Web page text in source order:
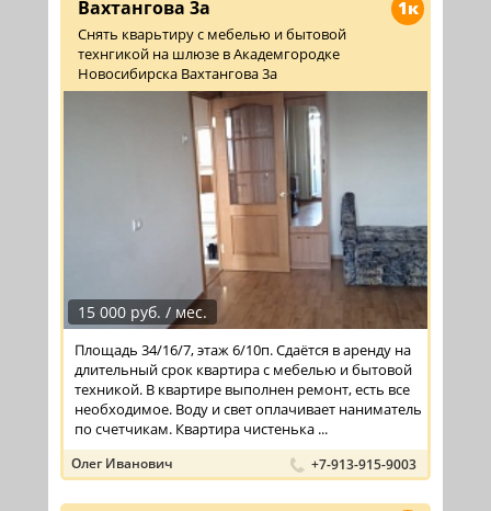
1к
Вахтангова 3а
Снять кварьтиру с мебелью и бытовой
технгикой на шлюзе в Академгородке
Новосибирска Вахтангова 3а
15 000 руб. / мес.
Площадь 34/16/7, этаж 6/10п. Сдаётся в аренду на
длительный срок квартира с мебелью и бытовой
техникой. В квартире выполнен ремонт, есть все
необходимое. Воду и свет оплачивает наниматель
по счетчикам. Квартира чистенька ...
Олег Иванович +7-913-915-9003